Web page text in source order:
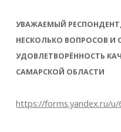
УВАЖАЕМЫЙ
НЕСКОЛЬКО ВОПРОСОВ И
УДОВЛЕТВОРЁННОСТЬ
САМАРСКОЙ ОБЛАСТИ
https://forms.yandex.ru/u/